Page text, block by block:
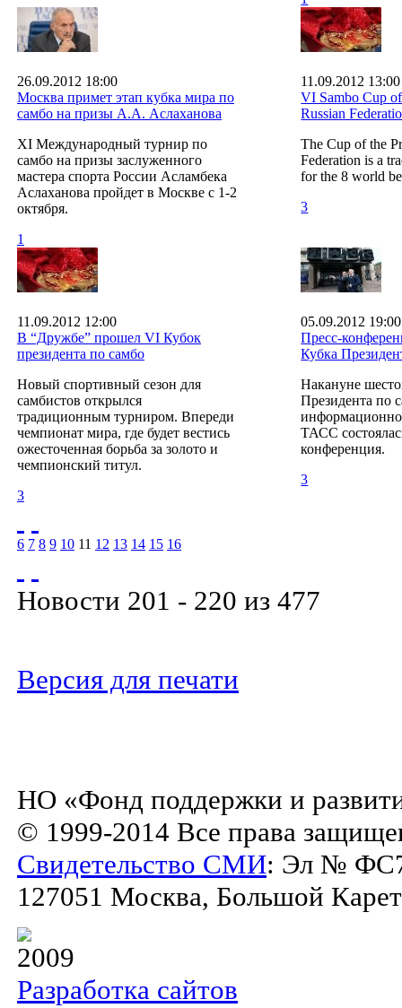
26.09.2012 18:00
Москва примет этап кубка мира по
самбо на призы А.А. Аслаханова
XI Международный турнир по
самбо на призы заслуженного
мастера спорта России Асламбека
Аслаханова пройдет в Москве с 1-2
октября.
1
11.09.2012 13:00
VI Sambo Cup
Russian
The Cup of the
Federation is a
for the 8 world
3
11.09.2012 12:00
В “Дружбе” прошел VI Кубок
президента по самбо
Новый спортивный сезон для
самбистов открылся
традиционным турниром. Впереди
чемпионат мира, где будет вестись
ожесточенная борьба за золото и
чемпионский титул.
3
05.09.2012 19:00
Пресс-
Кубка
Накануне
Президента по
ТАСС
конференция.
3
6 7 8 9 10 11 12 13 14 15 16
Новости 201 - 220 из 477
Версия для печати
НО «Фонд поддержки и
© 1999-2014 Все права
Свидетельство СМИ: Эл №
127051 Москва, Большой
2009
Разработка сайтов